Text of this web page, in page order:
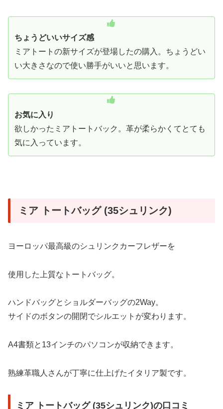
ちょうどいいサイズ感
ミアトートの新サイズが登場したの購入。ちょうどい
い大きさなので使い勝手がいいと思います。
お気に入り
欲しかったミアトートバック。革が柔らかくてとても
気に入っています。
ミア トートバッグ (35シュリンク)
ヨーロッパ最高級のシュリンクカーフレザーを
使用した上質なトートバッグ。
ハンドバッグとショルダーバッグの2Way。
サイドのボタンの開閉でシルエットが変わります。
A4書類と13インチのパソコンが収納できます。
熟練革職人さんが丁寧に仕上げたイタリア製です。
ミア トートバッグ (35シュリンク)の口コミ